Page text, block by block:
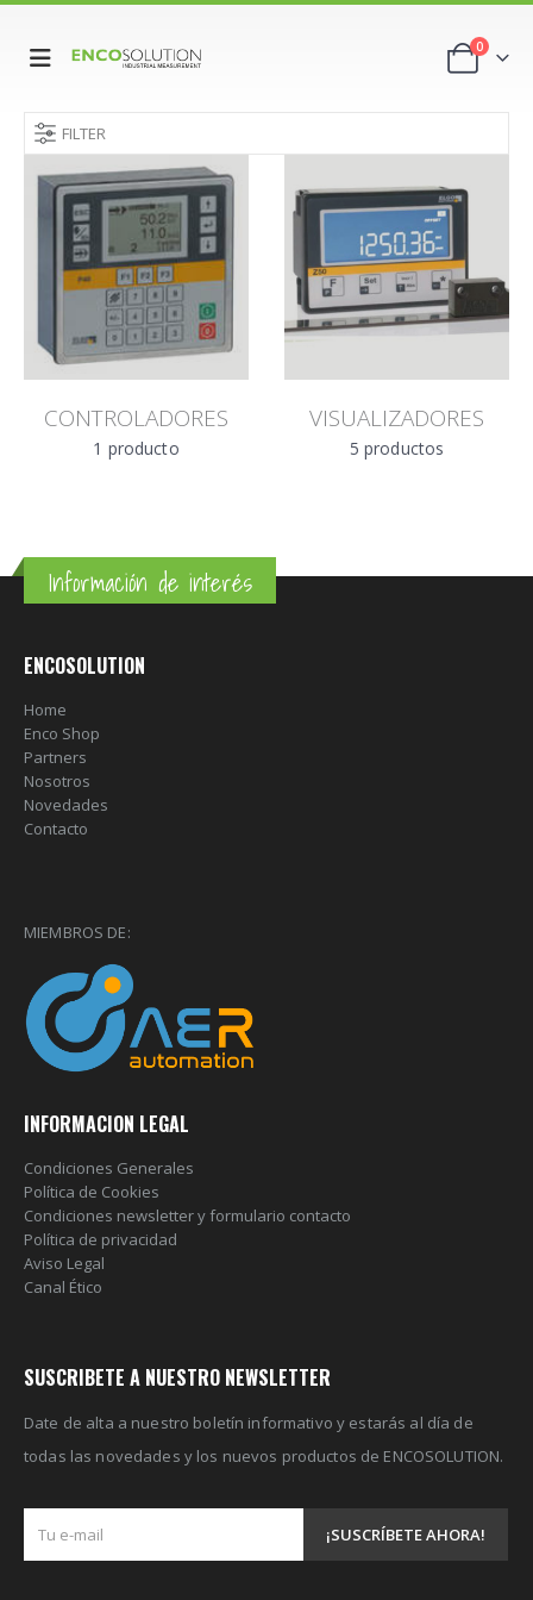
0
FILTER
CONTROLADORES
1 producto
VISUALIZADORES
5 productos
Información de interés
ENCOSOLUTION
Home
Enco Shop
Partners
Nosotros
Novedades
Contacto
MIEMBROS DE:
INFORMACION LEGAL
Condiciones Generales
Política de Cookies
Condiciones newsletter y formulario contacto
Política de privacidad
Aviso Legal
Canal Ético
SUSCRIBETE A NUESTRO NEWSLETTER
Date de alta a nuestro boletín informativo y estarás al día de
todas las novedades y los nuevos productos de ENCOSOLUTION.